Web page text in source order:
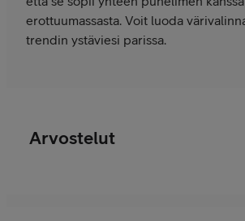
erottuumassasta. Voit luoda
trendin ystäviesi parissa.
Arvostelut